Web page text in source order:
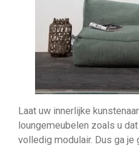
Laat uw innerlijke
loungemeubelen zoals u
volledig modulair. Dus ga je